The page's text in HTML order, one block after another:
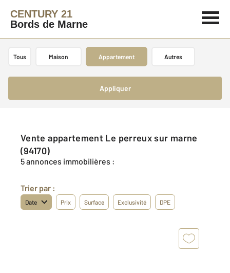
CENTURY 21
Bords de Marne
Tous Maison Appartement Autres
Appliquer
Vente appartement Le perreux sur marne
(94170)
5 annonces immobilières :
Trier par :
Date Prix Surface Exclusivité DPE